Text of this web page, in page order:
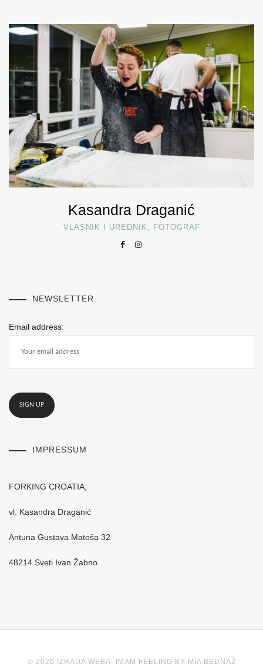
Kasandra Draganić
VLASNIK I UREDNIK, FOTOGRAF
NEWSLETTER
Email address:
IMPRESSUM
FORKING CROATIA,
vl. Kasandra Draganić
Antuna Gustava Matoša 32
48214 Sveti Ivan Žabno
© 2026 IZRADA WEBA: IMAM FEELING BY MIA BEDNAŽ